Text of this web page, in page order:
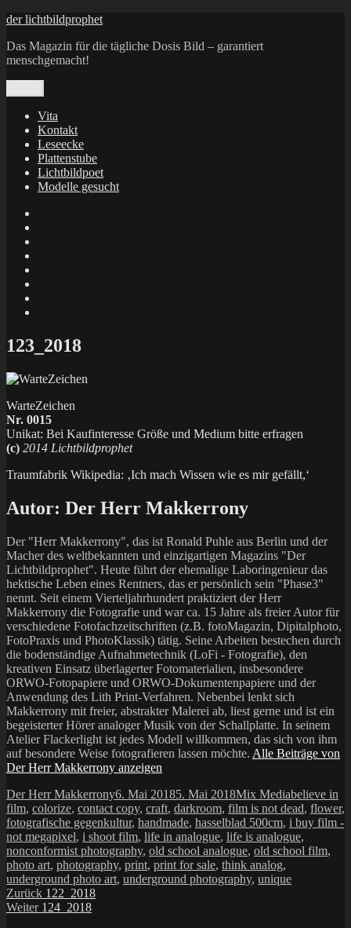
Zum
springen
der lichtbildprophet
Das Magazin für die tägliche Dosis Bild – garantiert
menschgemacht!
Vita
Kontakt
Leseecke
Plattenstube
Lichtbildpoet
Modelle gesucht
X
123_2018
WarteZeichen
Nr. 0015
Unikat: Bei Kaufinteresse Größe und Medium bitte erfragen
(c) 2014 Lichtbildprophet
Traumfabrik Wikipedia: ‚Ich mach Wissen wie es mir gefällt,‘
Autor: Der Herr Makkerrony
Der "Herr Makkerrony", das ist Ronald Puhle aus Berlin und der
Macher des weltbekannten und einzigartigen Magazins "Der
Lichtbildprophet". Heute führt der ehemalige Laboringenieur das
hektische Leben eines Rentners, das er persönlich sein "Phase3"
nennt. Seit einem Vierteljahrhundert praktiziert der Herr
Makkerrony die Fotografie und war ca. 15 Jahre als freier Autor für
verschiedene Fotofachzeitschriften (z.B. fotoMagazin, Dipitalphoto,
FotoPraxis und PhotoKlassik) tätig. Seine Arbeiten bestechen durch
die bodenständige Aufnahmetechnik (LoFi - Fotografie), den
kreativen Einsatz überlagerter Fotomaterialien, insbesondere
ORWO-Fotopapiere und ORWO-Dokumentenpapiere und der
Anwendung des Lith Print-Verfahren. Nebenbei lenkt sich
Makkerrony mit freier, abstrakter Malerei ab, liest gerne und ist ein
begeisterter Hörer analoger Musik von der Schallplatte. In seinem
Atelier Flackerlight ist jedes Modell willkommen, das sich von ihm
auf besondere Weise fotografieren lassen möchte. Alle Beiträge von
Der Herr Makkerrony anzeigen
Autor
Der Herr MakkerronyVeröffentlicht
am
6. Mai 20185. Mai 2018Kategorien
Mix Mediabelieve in
film, colorize, contact copy, craft, darkroom, film is not dead, flower,
fotografische gegenkultur, handmade, hasselblad 500cm, i buy film -
not megapixel, i shoot film, life in analogue, life is analogue,
nonconformist photography, old school analogue, old school film,
photo art, photography, print, print for sale, think analog,
underground photo art, underground photography, unique
Beitragsnavigation
Zurück Vorheriger
Beitrag:
122_2018
Weiter Nächster
124_2018